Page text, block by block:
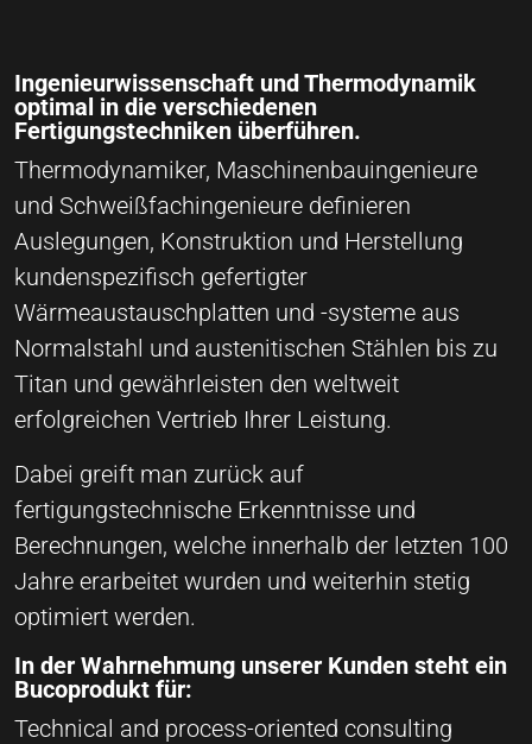
Ingenieurwissenschaft und Thermodynamik
optimal in die verschiedenen
Fertigungstechniken überführen.
Thermodynamiker, Maschinenbauingenieure
und Schweißfachingenieure definieren
Auslegungen, Konstruktion und Herstellung
kundenspezifisch gefertigter
Wärmeaustauschplatten und -systeme aus
Normalstahl und austenitischen Stählen bis zu
Titan und gewährleisten den weltweit
erfolgreichen Vertrieb Ihrer Leistung.
Dabei greift man zurück auf
fertigungstechnische Erkenntnisse und
Berechnungen, welche innerhalb der letzten 100
Jahre erarbeitet wurden und weiterhin stetig
optimiert werden.
In der Wahrnehmung unserer Kunden steht ein
Bucoprodukt für:
Technical and process-oriented consulting